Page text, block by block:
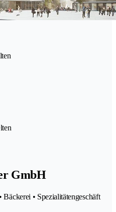
GmbH
Bäckerei • Spezialitätengeschäft